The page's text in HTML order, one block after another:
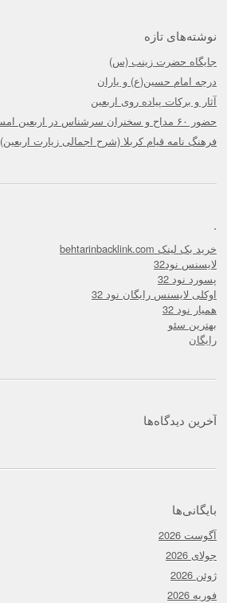
نوشته‌های تازه
جایگاه حضرت زینب (س)
درجه امام حسین(ع) و یاران
آثار و برکات پیاده روی اربعین
حضور ۶۰ مداح و سخنران سرشناس در اربعین امسال
فرهنگ نامه قیام کربلا (شرح اجمالی زیارت اربعین)
.
خرید بک لینک behtarinbacklink.com
لایسنس نود32
پسورد نود 32
اوکلی لایسنس رایگان نود 32
همیار نود 32
بهترین سئو
رایگان
آخرین دیدگاه‌ها
بایگانی‌ها
آگوست 2026
جولای 2026
ژوئن 2026
فوریه 2026